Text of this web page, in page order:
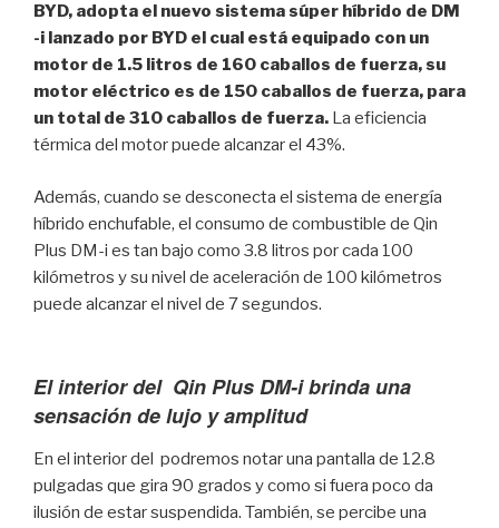
BYD, adopta el nuevo sistema súper híbrido de DM
-i lanzado por BYD el cual está equipado con un
motor de 1.5 litros de 160 caballos de fuerza, su
motor eléctrico es de 150 caballos de fuerza, para
un total de 310 caballos de fuerza. La eficiencia
térmica del motor puede alcanzar el 43%.
Además, cuando se desconecta el sistema de energía
híbrido enchufable, el consumo de combustible de Qin
Plus DM-i es tan bajo como 3.8 litros por cada 100
kilómetros y su nivel de aceleración de 100 kilómetros
puede alcanzar el nivel de 7 segundos.
El interior del Qin Plus DM-i brinda una
sensación de lujo y amplitud
En el interior del podremos notar una pantalla de 12.8
pulgadas que gira 90 grados y como si fuera poco da
ilusión de estar suspendida. También, se percibe una